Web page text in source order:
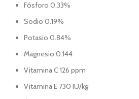
Fósforo 0.33%
Sodio 0.19%
Potasio 0.84%
Magnesio 0.144
Vitamina C 126 ppm
Vitamina E 730 IU/kg